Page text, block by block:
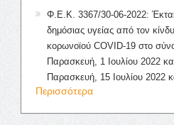
Φ.Ε.Κ. 3367/30-06-2022:
δημόσιας υγείας από τον
κορωνοϊού COVID-19 στο
Παρασκευή, 1 Ιουλίου 2022
Παρασκευή, 15 Ιουλίου 2022
Περισσότερα